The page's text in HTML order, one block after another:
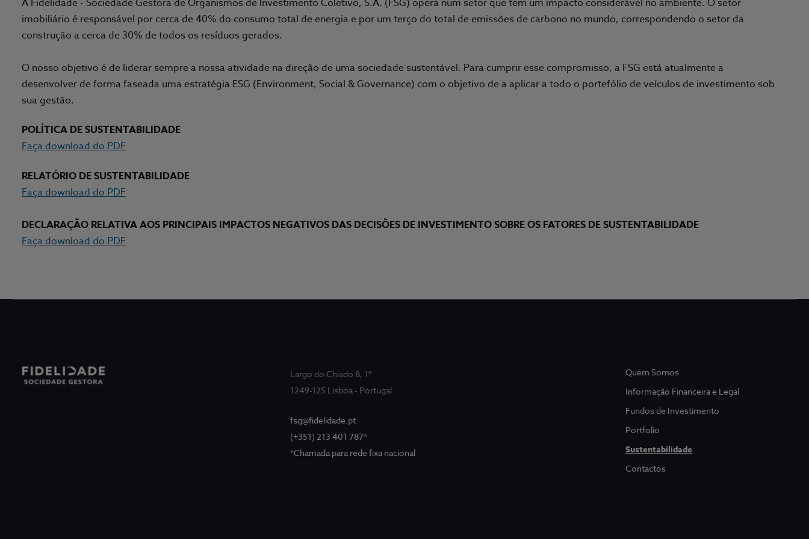
A Fidelidade - Sociedade Gestora de Organismos de Investimento Coletivo, S.A. (FSG) opera num setor que tem um impacto considerável no ambiente. O setor
imobiliário é responsável por cerca de 40% do consumo total de energia e por um terço do total de emissões de carbono no mundo, correspondendo o setor da
construção a cerca de 30% de todos os resíduos gerados.
O nosso objetivo é de liderar sempre a nossa atividade na direção de uma sociedade sustentável. Para cumprir esse compromisso, a FSG está atualmente a
desenvolver de forma faseada uma estratégia ESG (Environment, Social & Governance) com o objetivo de a aplicar a todo o portefólio de veículos de investimento sob
sua gestão.
POLÍTICA DE SUSTENTABILIDADE
Faça download do PDF
RELATÓRIO DE SUSTENTABILIDADE
Faça download do PDF
DECLARAÇÃO RELATIVA AOS PRINCIPAIS IMPACTOS NEGATIVOS DAS DECISÕES DE INVESTIMENTO SOBRE OS FATORES DE SUSTENTABILIDADE
Faça download do PDF
Largo do Chiado 8, 1º
1249-125 Lisboa - Portugal
fsg@fidelidade.pt
(+351) 213 401 787*
*Chamada para rede fixa nacional
Quem Somos
Informação Financeira e Legal
Fundos de Investimento
Portfolio
Sustentabilidade
Contactos